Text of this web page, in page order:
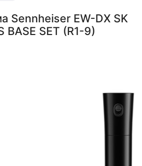
Sennheiser EW-DX SK
BASE SET (R1-9)